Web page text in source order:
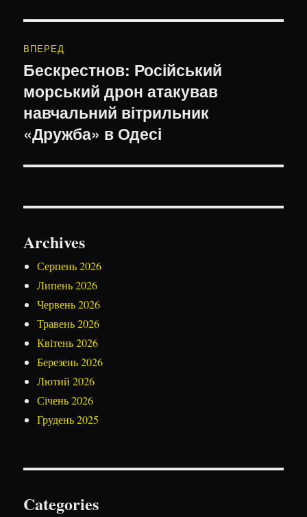
ВПЕРЕД
Наступний
запис:
Бескрестнов: Російський
морський дрон атакував
навчальний вітрильник
«Дружба» в Одесі
Archives
Серпень 2026
Липень 2026
Червень 2026
Травень 2026
Квітень 2026
Березень 2026
Лютий 2026
Січень 2026
Грудень 2025
Categories